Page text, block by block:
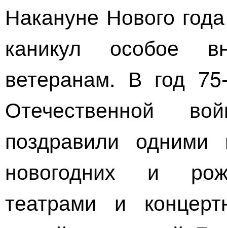
Накануне Нового
каникул особое
ветеранам. В год
Отечественной
поздравили
новогодних и
театрами и